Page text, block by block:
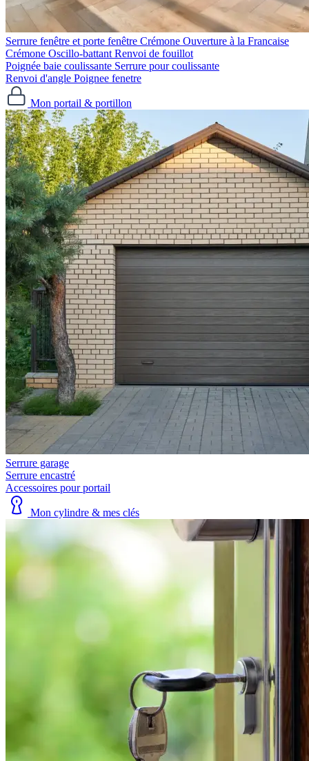
Serrure fenêtre et porte fenêtre
Crémone Ouverture à la Francaise
Crémone Oscillo-battant Renvoi de fouillot
Poignée baie coulissante Serrure pour coulissante
Renvoi d'angle Poignee fenetre
Mon portail & portillon
Serrure garage
Serrure encastré
Accessoires pour portail
Mon cylindre & mes clés